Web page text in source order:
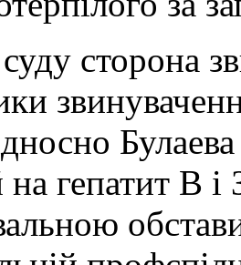
сторона
на гепатит В